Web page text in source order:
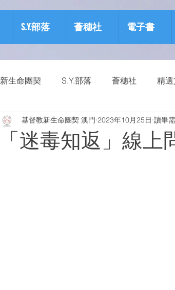
S.Y.部落 薈穗社 電子書
新生命團契 S.Y.部落 薈穗社 精
預防物質濫用資源包 健康生活
「迷毒知返」線上
基督教新生命團契 澳門 2023年10月25日 讀畢